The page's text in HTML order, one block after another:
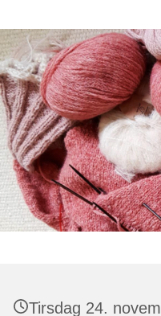
Tirsdag 24.